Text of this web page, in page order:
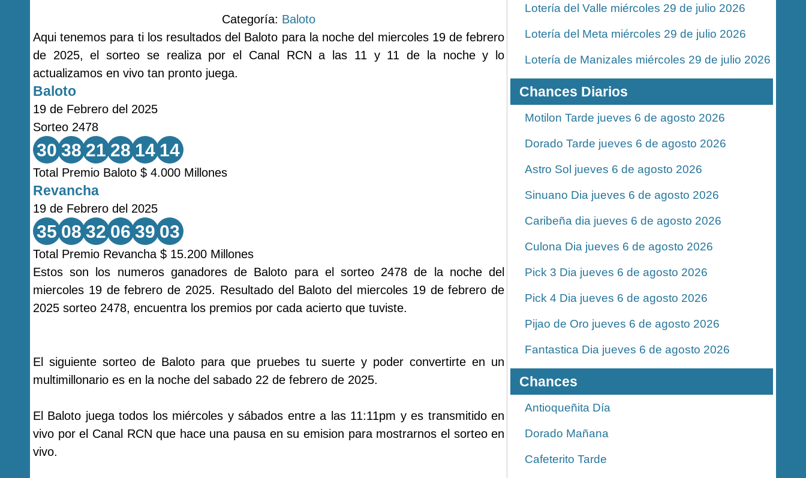
Categoría: Baloto
Aqui tenemos para ti los resultados del Baloto para la noche del miercoles 19 de febrero
de 2025, el sorteo se realiza por el Canal RCN a las 11 y 11 de la noche y lo
actualizamos en vivo tan pronto juega.
Baloto
19 de Febrero del 2025
Sorteo 2478
30 38 21 28 14 14
Total Premio Baloto $ 4.000 Millones
Revancha
19 de Febrero del 2025
35 08 32 06 39 03
Total Premio Revancha $ 15.200 Millones
Estos son los numeros ganadores de Baloto para el sorteo 2478 de la noche del
miercoles 19 de febrero de 2025. Resultado del Baloto del miercoles 19 de febrero de
2025 sorteo 2478, encuentra los premios por cada acierto que tuviste.
El siguiente sorteo de Baloto para que pruebes tu suerte y poder convertirte en un
multimillonario es en la noche del sabado 22 de febrero de 2025.
El Baloto juega todos los miércoles y sábados entre a las 11:11pm y es transmitido en
vivo por el Canal RCN que hace una pausa en su emision para mostrarnos el sorteo en
vivo.
Lotería del Valle miércoles 29 de julio 2026
Lotería del Meta miércoles 29 de julio 2026
Lotería de Manizales miércoles 29 de julio 2026
Chances Diarios
Motilon Tarde jueves 6 de agosto 2026
Dorado Tarde jueves 6 de agosto 2026
Astro Sol jueves 6 de agosto 2026
Sinuano Dia jueves 6 de agosto 2026
Caribeña dia jueves 6 de agosto 2026
Culona Dia jueves 6 de agosto 2026
Pick 3 Dia jueves 6 de agosto 2026
Pick 4 Dia jueves 6 de agosto 2026
Pijao de Oro jueves 6 de agosto 2026
Fantastica Dia jueves 6 de agosto 2026
Chances
Antioqueñita Día
Dorado Mañana
Cafeterito Tarde